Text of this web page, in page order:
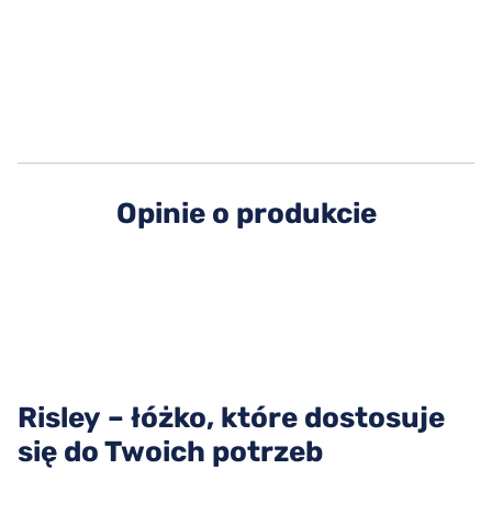
Opinie o produkcie
Risley – łóżko, które dostosuje
się do Twoich potrzeb